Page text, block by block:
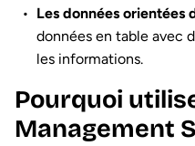
Les données orientées
données en table avec
les informations.
Pourquoi
Management